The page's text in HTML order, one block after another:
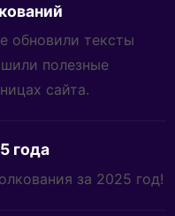
обновили тексты
полезные
сайта.
года
за 2025 год!